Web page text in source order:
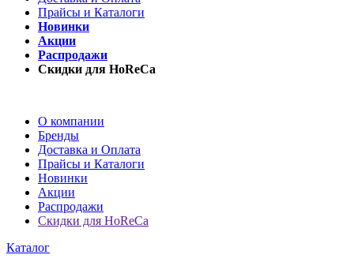
Прайсы и Каталоги
Новинки
Акции
Распродажи
Скидки для HoReCa
О компании
Бренды
Доставка и Оплата
Прайсы и Каталоги
Новинки
Акции
Распродажи
Скидки для HoReCa
Каталог